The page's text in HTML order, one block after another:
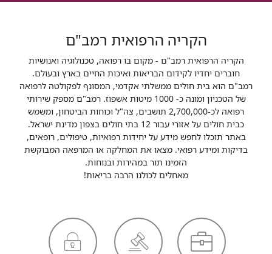
הקריה הרפואית רמב"ם
הקריה הרפואית רמב"ם - מקום בו רפואה, טכנולוגיה ואנושיות
חוברים יחדיו לקידום הבריאות ואיכות החיים בארץ ובעולם.
רמב"ם הוא בית חולים ממשלתי אקדמי, המסונף לפקולטה לרפואה
של הטכניון ומונה כ- 1000 מיטות אשפוז. רמב"ם מספק שירותי
רפואה לכ-2,700,000 תושבים, צה"ל וכוחות הביטחון, ומשמש
כבית חולים על אזורי עבור 12 בתי חולים בצפון מדינת ישראל.
באתר תוכלו לחפש מידע על יחידות רפואיות, טיפולים, רופאים,
בדיקות ומידע רפואי. מצאו את המחלקה או המרפאה המבוקשת
הזמינו תור במהירות ובנוחות.
מאחלים לכולנו הרבה בריאות!